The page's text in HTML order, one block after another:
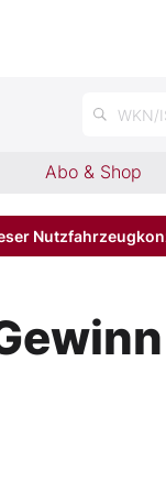
WKN/
Abo & Shop